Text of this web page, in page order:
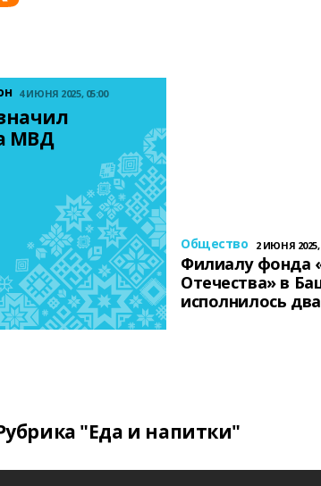
4 ИЮНЯ 2025, 05:00
МВД
Общество 2 ИЮНЯ 2025,
Филиалу фонда
Отечества» в
исполнилось
"Еда и напитки"